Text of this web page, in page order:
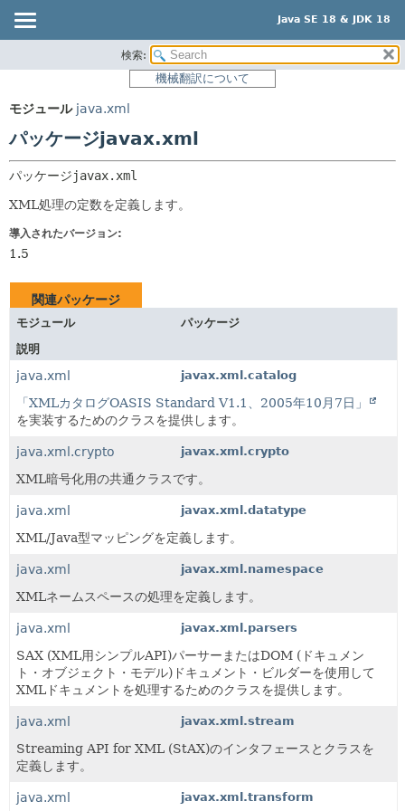
Java SE 18 & JDK 18
パッケージ
クラス
使用
ツリー
プレビュー
新規
非推奨
索引
パッケージ:
説明
検索:
機械翻訳について
モジュール java.xml
パッケージjavax.xml
パッケージjavax.xml
XML処理の定数を定義します。
導入されたバージョン:
1.5
関連パッケージ
モジュール
パッケージ
説明
java.xml javax.xml.catalog
「XMLカタログOASIS Standard V1.1、2005年10月7日」
を実装するためのクラスを提供します。
java.xml.crypto javax.xml.crypto
XML暗号化用の共通クラスです。
java.xml javax.xml.datatype
XML/Java型マッピングを定義します。
java.xml javax.xml.namespace
XMLネームスペースの処理を定義します。
java.xml javax.xml.parsers
SAX (XML用シンプルAPI)パーサーまたはDOM (ドキュメン
ト・オブジェクト・モデル)ドキュメント・ビルダーを使用して
XMLドキュメントを処理するためのクラスを提供します。
java.xml javax.xml.stream
Streaming API for XML (StAX)のインタフェースとクラスを
定義します。
java.xml javax.xml.transform